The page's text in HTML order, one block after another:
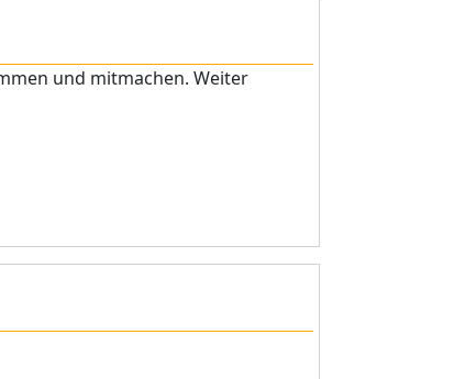
und mitmachen. Weiter